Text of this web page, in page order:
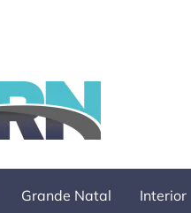
Grande Natal Interior